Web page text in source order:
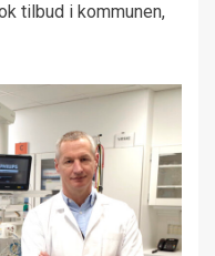
tilbud i kommunen,